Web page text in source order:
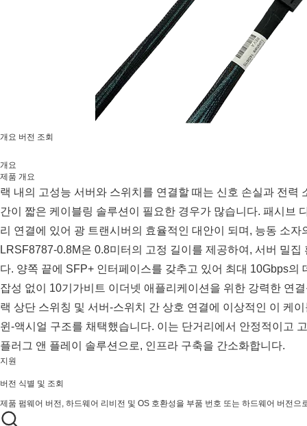
개요 버전 조회
개요
제품 개요
랙 내의 고성능 서버와 스위치를 연결할 때는 신호 손실과 전력
간이 짧은 케이블링 솔루션이 필요한 경우가 많습니다. 패시브
리 연결에 있어 광 트랜시버의 효율적인 대안이 되며, 능동 소자
LRSF8787-0.8M은 0.8미터의 고정 길이를 제공하여, 서버 밀
다. 양쪽 끝에 SFP+ 인터페이스를 갖추고 있어 최대 10Gbps의
잡성 없이 10기가비트 이더넷 애플리케이션을 위한 강력한 연
랙 상단 스위칭 및 서버-스위치 간 상호 연결에 이상적인 이 케
윈-액시얼 구조를 채택했습니다. 이는 단거리에서 안정적이고
플러그 앤 플레이 솔루션으로, 인프라 구축을 간소화합니다.
지원
버전 식별 및 조회
제품 펌웨어 버전, 하드웨어 리비전 및 OS 호환성을 부품 번호 또는 하드웨어 버전으